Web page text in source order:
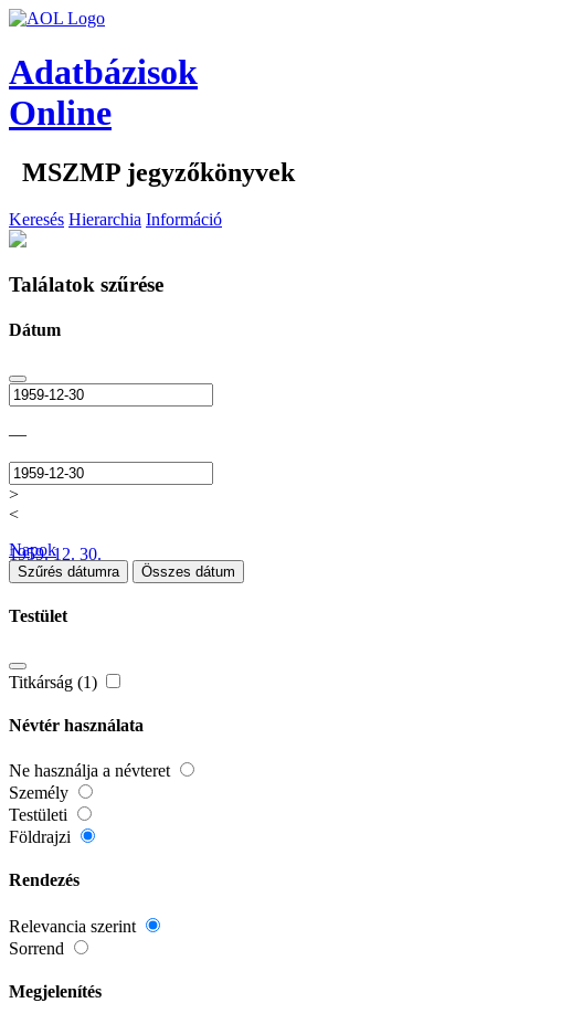
Adatbázisok
Online
MSZMP jegyzőkönyvek
Keresés Hierarchia Információ
Találatok szűrése
Dátum
—
>
<
1959. 12. 30.
Napok
Szűrés dátumra Összes dátum
Testület
Titkárság (1)
Névtér használata
Ne használja a névteret
Személy
Testületi
Földrajzi
Rendezés
Relevancia szerint
Sorrend
Megjelenítés